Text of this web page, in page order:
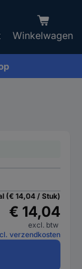
Winkelwagen
(€ 14,04 / Stuk)
€ 14,04
excl. btw
verzendkosten